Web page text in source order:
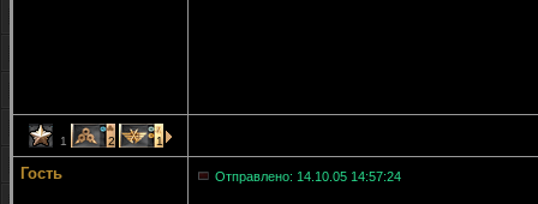
1 2 1
Гость Отправлено: 14.10.05 14:57:24